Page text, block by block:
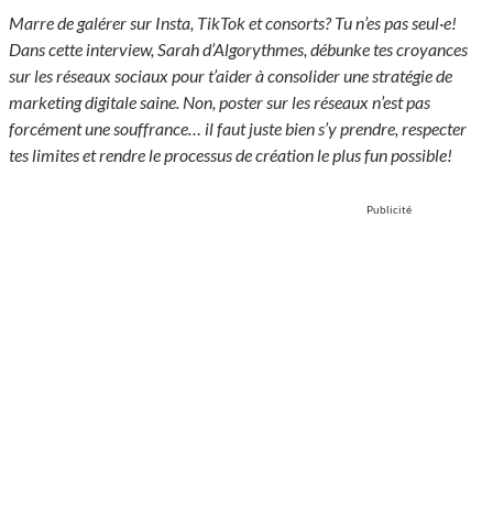
Marre de galérer sur Insta, TikTok et consorts? Tu n’es pas seul·e!
Dans cette interview, Sarah d’Algorythmes, débunke tes croyances
sur les réseaux sociaux pour t’aider à consolider une stratégie de
marketing digitale saine. Non, poster sur les réseaux n’est pas
forcément une souffrance… il faut juste bien s’y prendre, respecter
tes limites et rendre le processus de création le plus fun possible!
Publicité